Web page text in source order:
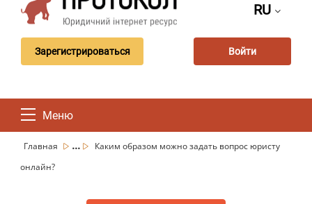
RU
Зарегистрироваться Войти
Меню
Главная ...
Каким образом можно задать вопрос юристу
онлайн?